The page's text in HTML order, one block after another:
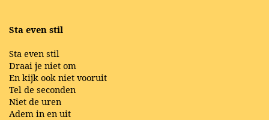
Sta even stil
Sta even stil
Draai je niet om
En kijk ook niet vooruit
Tel de seconden
Niet de uren
Adem in en uit